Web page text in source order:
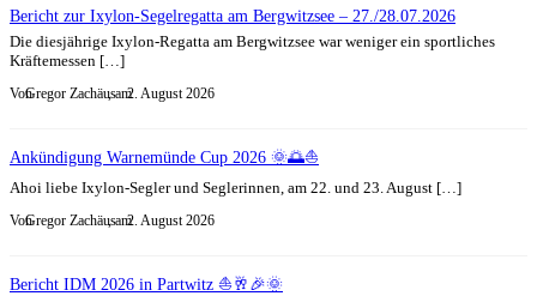
Bericht zur Ixylon-Segelregatta am Bergwitzsee – 27./28.07.2026
Die diesjährige Ixylon-Regatta am Bergwitzsee war weniger ein sportliches
Kräftemessen […]
VonGregor Zachäus, am2. August 2026
Ankündigung Warnemünde Cup 2026 🌞🌅⛵
Ahoi liebe Ixylon-Segler und Seglerinnen, am 22. und 23. August […]
VonGregor Zachäus, am2. August 2026
Bericht IDM 2026 in Partwitz ⛵🥂🎉🌞